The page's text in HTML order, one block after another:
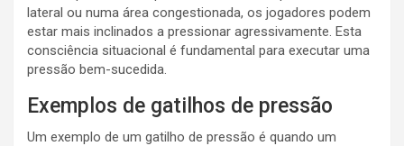
lateral ou numa área congestionada, os jogadores podem
estar mais inclinados a pressionar agressivamente. Esta
consciência situacional é fundamental para executar uma
pressão bem-sucedida.
Exemplos de gatilhos de pressão
Um exemplo de um gatilho de pressão é quando um